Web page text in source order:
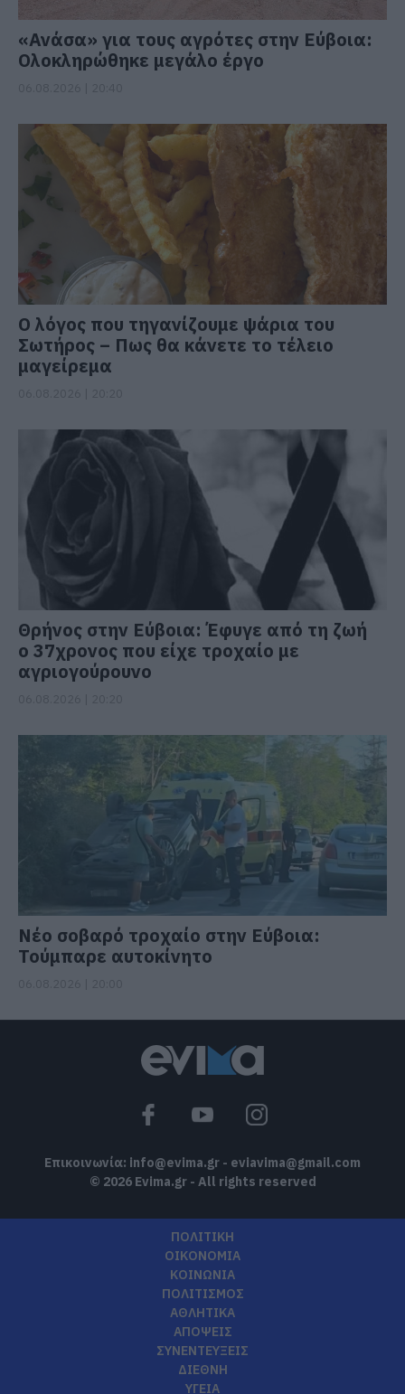
«Ανάσα» για τους αγρότες στην Εύβοια:
Ολοκληρώθηκε μεγάλο έργο
Ο λόγος που τηγανίζουμε ψάρια του
Σωτήρος – Πως θα κάνετε το τέλειο
μαγείρεμα
Θρήνος στην Εύβοια: Έφυγε από τη ζωή
ο 37χρονος που είχε τροχαίο με
αγριογούρουνο
Νέο σοβαρό τροχαίο στην Εύβοια:
Τούμπαρε αυτοκίνητο
Επικοινωνία: info@evima.gr - eviavima@gmail.com
© 2026 Evima.gr - All rights reserved
ΠΟΛΙΤΙΚΗ
ΟΙΚΟΝΟΜΙΑ
ΚΟΙΝΩΝΙΑ
ΠΟΛΙΤΙΣΜΟΣ
ΑΘΛΗΤΙΚΑ
ΑΠΟΨΕΙΣ
ΣΥΝΕΝΤΕΥΞΕΙΣ
ΔΙΕΘΝΗ
ΥΓΕΙΑ